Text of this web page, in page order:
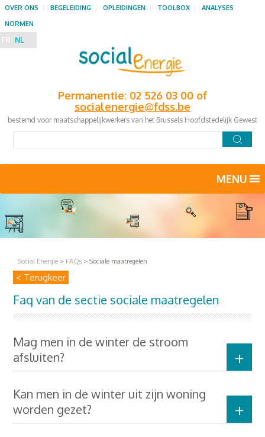
Permanentie: 02 526 03 00 of
socialenergie@fdss.be
bestemd voor maatschappelijkwerkers van het Brussels Hoofdstedelijk Gewest
OVER ONS BEGELEIDING OPLEIDINGEN TOOLBOX
ANALYSES
NORMEN
FR NL
MENU
Social Energie > FAQs > Sociale maatregelen
< Terugkeer
Faq van de sectie sociale maatregelen
Mag men in de winter de stroom
afsluiten?
Kan men in de winter uit zijn woning
worden gezet?